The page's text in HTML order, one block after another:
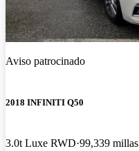
Aviso patrocinado
2018 INFINITI Q50
3.0t Luxe RWD 99,339 millas